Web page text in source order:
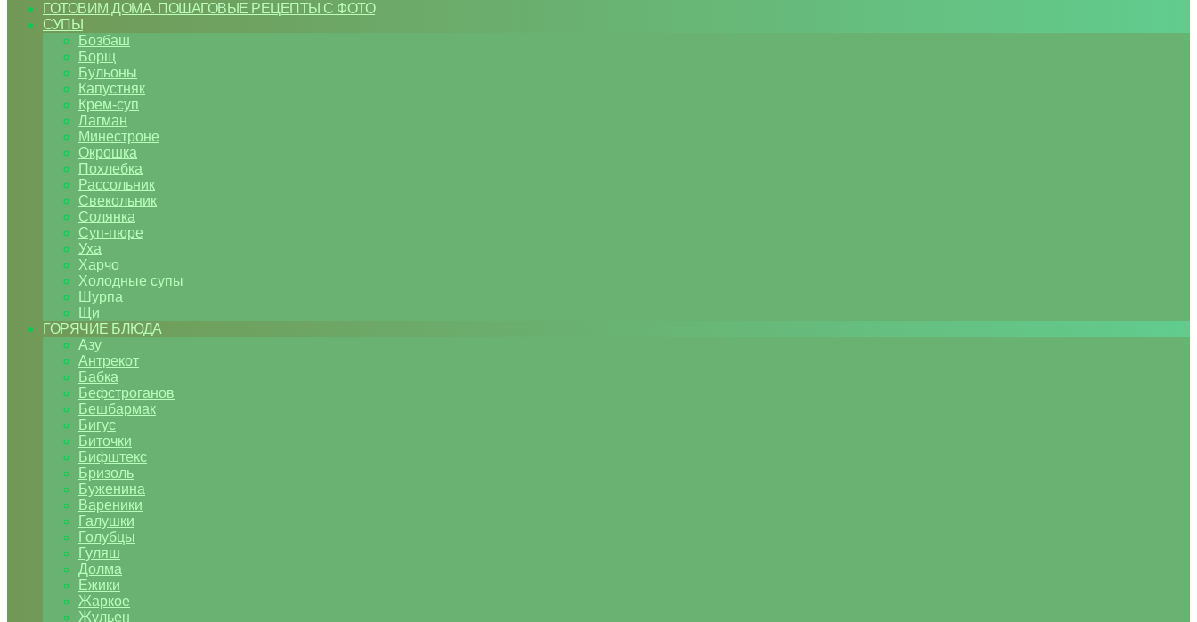
ГОТОВИМ ДОМА. ПОШАГОВЫЕ РЕЦЕПТЫ С ФОТО
СУПЫ
Бозбаш
Борщ
Бульоны
Капустняк
Крем-суп
Лагман
Минестроне
Окрошка
Похлебка
Рассольник
Свекольник
Солянка
Суп-пюре
Уха
Харчо
Холодные супы
Шурпа
Щи
ГОРЯЧИЕ БЛЮДА
Азу
Антрекот
Бабка
Бефстроганов
Бешбармак
Бигус
Биточки
Бифштекс
Бризоль
Буженина
Вареники
Галушки
Голубцы
Гуляш
Долма
Ежики
Жаркое
Жульен